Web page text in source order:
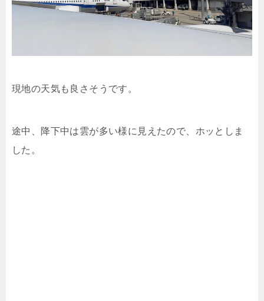
現地の天気も良さそうです。
途中、降下中は雲が多い様に見えたので、ホッとしま
した。